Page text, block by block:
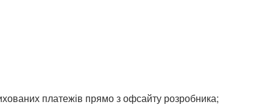
платежів прямо з офсайту розробника;